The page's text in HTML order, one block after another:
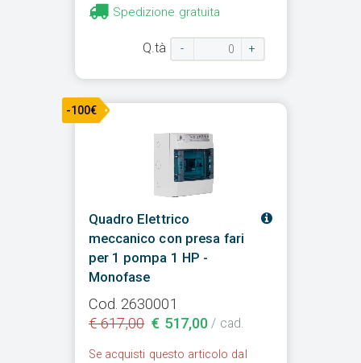
Spedizione gratuita
Q.tà - +
-100€
Quadro Elettrico
meccanico con presa fari
per 1 pompa 1 HP -
Monofase
Cod. 2630001
€ 617,00 € 517,00 / cad.
Se acquisti questo articolo dal